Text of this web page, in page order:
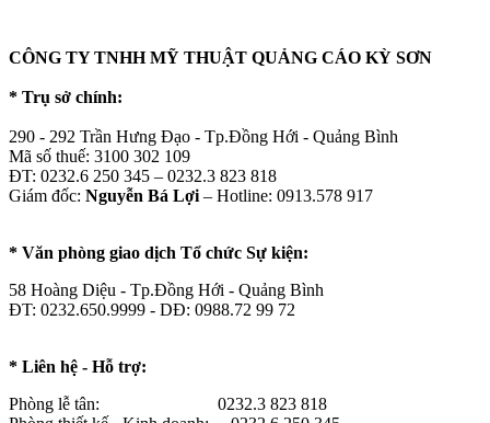
CÔNG TY TNHH MỸ THUẬT QUẢNG CÁO KỲ SƠN
* Trụ sở chính:
290 - 292 Trần Hưng Đạo - Tp.Đồng Hới - Quảng Bình
Mã số thuế: 3100 302 109
ĐT: 0232.6 250 345 – 0232.3 823 818
Giám đốc: Nguyễn Bá Lợi – Hotline: 0913.578 917
* Văn phòng giao dịch Tổ chức Sự kiện:
58 Hoàng Diệu - Tp.Đồng Hới - Quảng Bình
ĐT: 0232.650.9999 - DĐ: 0988.72 99 72
* Liên hệ - Hỗ trợ:
Phòng lễ tân: 0232.3 823 818